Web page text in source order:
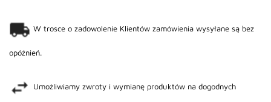
W trosce o zadowolenie Klientów zamówienia wysyłane są bez
opóźnień.
Umożliwiamy zwroty i wymianę produktów na dogodnych